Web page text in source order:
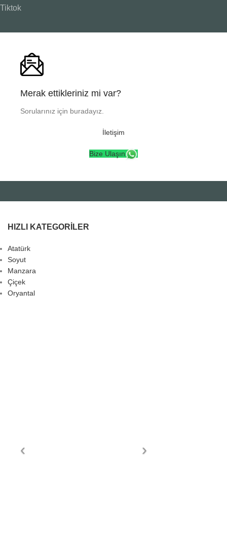
Tiktok
Merak ettikleriniz mi var?
Sorularınız için buradayız.
İletişim
Bize Ulaşın
HIZLI KATEGORILER
Atatürk
Soyut
Manzara
Çiçek
Oryantal